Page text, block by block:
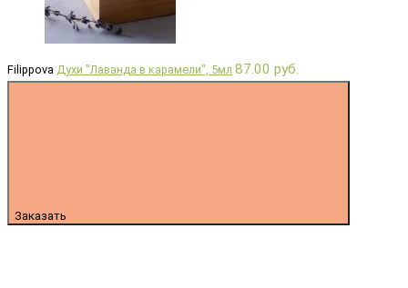
Filippova Духи "Лаванда в карамели", 5мл 87.00 руб.
Заказать